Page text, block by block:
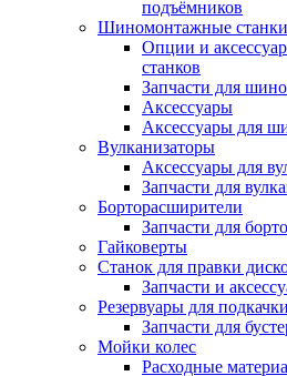
подъёмников
Шиномонтажные станки
Опции и
станков
Запчасти для
Аксессуары
Аксессуары для
Вулканизаторы
Аксессуары для
Запчасти для
Борторасширители
Запчасти для
Гайковерты
Станок для правки
Запчасти и
Резервуары для
Запчасти для
Мойки колес
Расходные